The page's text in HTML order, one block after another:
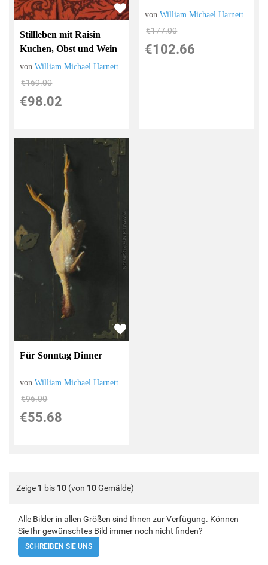
Stillleben mit Raisin
Kuchen, Obst und Wein
vonWilliam Michael Harnett
€169.00
€98.02
vonWilliam Michael Harnett
€177.00
€102.66
Für Sonntag Dinner
vonWilliam Michael Harnett
€96.00
€55.68
Zeige 1 bis 10 (von 10Gemälde)
Alle Bilder in allen Größen sind Ihnen zur Verfügung. Können
Sie Ihr gewünschtes Bild immer noch nicht finden?
SCHREIBEN SIE UNS